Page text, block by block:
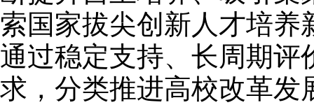
索国家拔尖创新人才培
通过稳定支持、长周期评
求，分类推进高校改革发